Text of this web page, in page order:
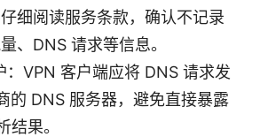
细阅读服务条款，确认不记录
、DNS 请求等信息。
：VPN 客户端应将 DNS 请求发
的 DNS 服务器，避免直接暴露
结果。